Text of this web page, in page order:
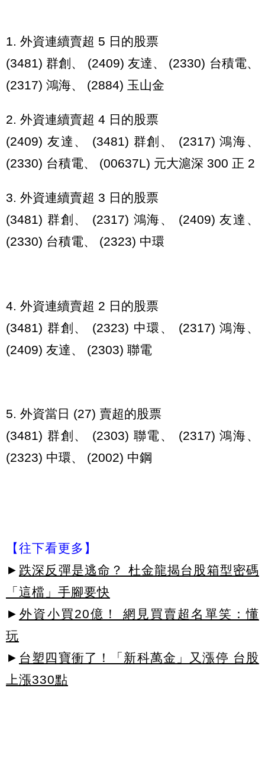
1. 外資連續賣超 5 日的股票
(3481) 群創、 (2409) 友達、 (2330) 台積電、
(2317) 鴻海、 (2884) 玉山金
2. 外資連續賣超 4 日的股票
(2409) 友達、 (3481) 群創、 (2317) 鴻海、
(2330) 台積電、 (00637L) 元大滬深 300 正 2
3. 外資連續賣超 3 日的股票
(3481) 群創、 (2317) 鴻海、 (2409) 友達、
(2330) 台積電、 (2323) 中環
4. 外資連續賣超 2 日的股票
(3481) 群創、 (2323) 中環、 (2317) 鴻海、
(2409) 友達、 (2303) 聯電
5. 外資當日 (27) 賣超的股票
(3481) 群創、 (2303) 聯電、 (2317) 鴻海、
(2323) 中環、 (2002) 中鋼
【往下看更多】
► 跌深反彈是逃命？ 杜金龍揭台股箱型密碼
「這檔」手腳要快
► 外資小買20億！ 網見買賣超名單笑：懂
玩
► 台塑四寶衝了！「新科萬金」又漲停 台股
上漲330點